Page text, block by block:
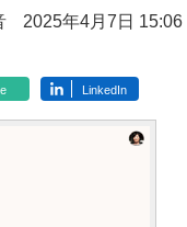
2025年4月7日 15:06
LinkedIn